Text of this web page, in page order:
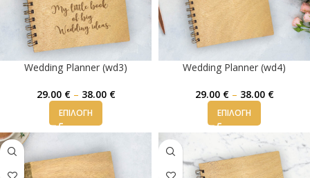
Wedding Planner (wd3)
29.00 € – 38.00 €
ΕΠΙΛΟΓΉ
Wedding Planner (wd4)
29.00 € – 38.00 €
ΕΠΙΛΟΓΉ